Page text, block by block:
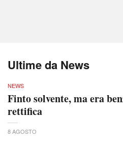
Ultime da News
NEWS
Finto solvente, ma era
rettifica
8 AGOSTO